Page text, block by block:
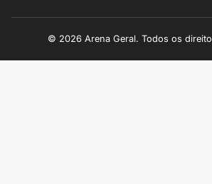
© 2026 Arena Geral. Todos os